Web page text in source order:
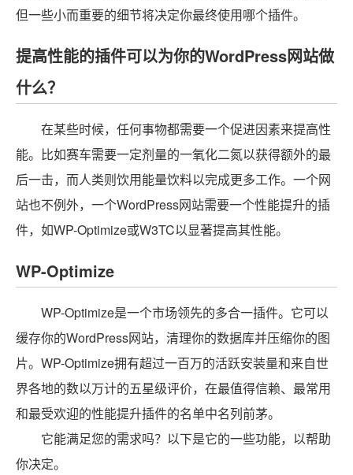
但一些小而重要的细节将决定你最终使用哪个插件。
提高性能的插件可以为你的WordPress网站做
什么？
在某些时候，任何事物都需要一个促进因素来提高性
能。比如赛车需要一定剂量的一氧化二氮以获得额外的最
后一击，而人类则饮用能量饮料以完成更多工作。一个网
站也不例外，一个WordPress网站需要一个性能提升的插
件，如WP-Optimize或W3TC以显著提高其性能。
WP-Optimize
WP-Optimize是一个市场领先的多合一插件。它可以
缓存你的WordPress网站，清理你的数据库并压缩你的图
片。WP-Optimize拥有超过一百万的活跃安装量和来自世
界各地的数以万计的五星级评价，在最值得信赖、最常用
和最受欢迎的性能提升插件的名单中名列前茅。
它能满足您的需求吗？以下是它的一些功能，以帮助
你决定。